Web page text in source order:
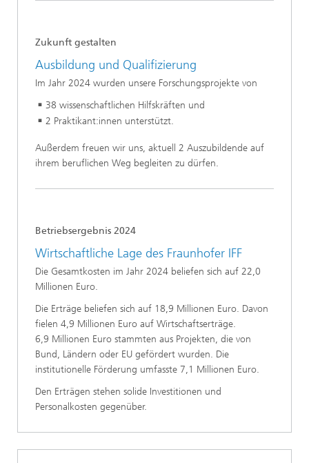
Zukunft gestalten
Ausbildung und Qualifizierung
Im Jahr 2024 wurden unsere Forschungsprojekte von
38 wissenschaftlichen Hilfskräften und
2 Praktikant:innen unterstützt.
Außerdem freuen wir uns, aktuell 2 Auszubildende auf
ihrem beruflichen Weg begleiten zu dürfen.
Betriebsergebnis 2024
Wirtschaftliche Lage des Fraunhofer IFF
Die Gesamtkosten im Jahr 2024 beliefen sich auf 22,0
Millionen Euro.
Die Erträge beliefen sich auf 18,9 Millionen Euro. Davon
fielen 4,9 Millionen Euro auf Wirtschaftserträge.
6,9 Millionen Euro stammten aus Projekten, die von
Bund, Ländern oder EU gefördert wurden. Die
institutionelle Förderung umfasste 7,1 Millionen Euro.
Den Erträgen stehen solide Investitionen und
Personalkosten gegenüber.